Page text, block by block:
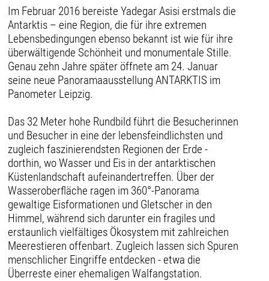
Im Februar 2016 bereiste Yadegar Asisi erstmals die
Antarktis – eine Region, die für ihre extremen
Lebensbedingungen ebenso bekannt ist wie für ihre
überwältigende Schönheit und monumentale Stille.
Genau zehn Jahre später öffnete am 24. Januar
seine neue Panoramaausstellung ANTARKTIS im
Panometer Leipzig.
Das 32 Meter hohe Rundbild führt die Besucherinnen
und Besucher in eine der lebensfeindlichsten und
zugleich faszinierendsten Regionen der Erde -
dorthin, wo Wasser und Eis in der antarktischen
Küstenlandschaft aufeinandertreffen. Über der
Wasseroberfläche ragen im 360°-Panorama
gewaltige Eisformationen und Gletscher in den
Himmel, während sich darunter ein fragiles und
erstaunlich vielfältiges Ökosystem mit zahlreichen
Meerestieren offenbart. Zugleich lassen sich Spuren
menschlicher Eingriffe entdecken - etwa die
Überreste einer ehemaligen Walfangstation.